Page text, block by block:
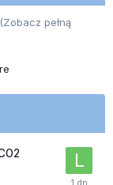
(Zobacz pełną